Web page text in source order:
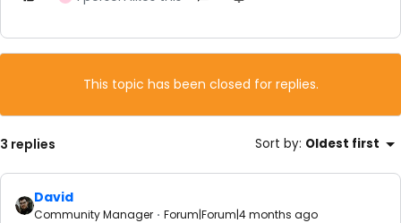
This topic has been closed for replies.
3 replies Sort by: Oldest first
David
Community Manager Forum|Forum|4 months ago